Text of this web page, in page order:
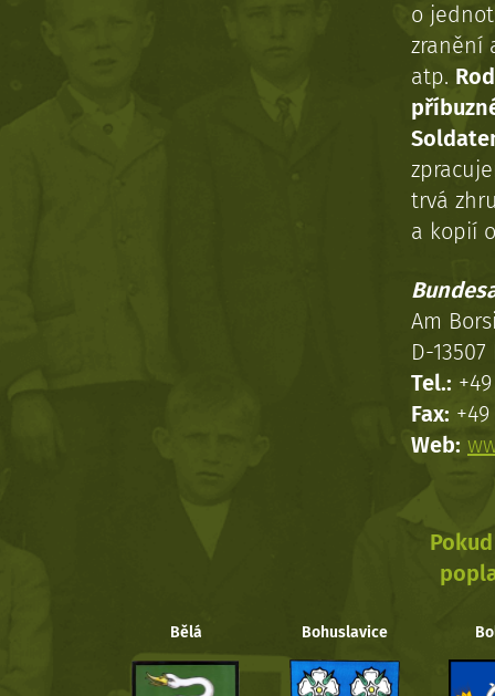
o
zranění
atp.
trvá
a kopií
Am
D-
Tel.:
Fax:
Web:
Bělá Bohuslavice